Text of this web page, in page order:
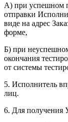
А) при успешном
отправки
виде на адрес
форме,
Б) при
окончания
от системы
5. Исполнитель
лиц.
6. Для получения